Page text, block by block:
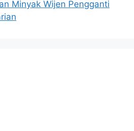
Minyak Wijen Pengganti